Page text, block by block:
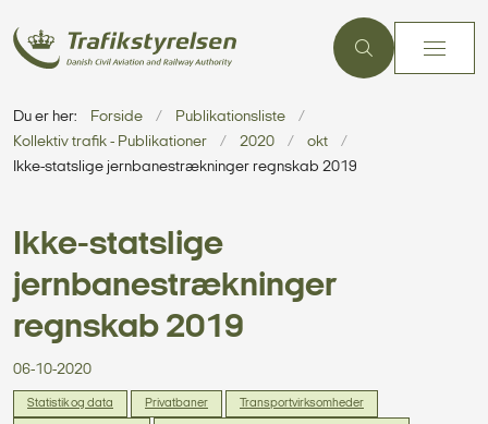
Du er her: Forside
Publikationsliste
Kollektiv trafik - Publikationer
2020
okt
Ikke-statslige jernbanestrækninger regnskab 2019
Ikke-statslige
jernbanestrækninger
regnskab 2019
06-10-2020
Statistik og data Privatbaner Transportvirksomheder